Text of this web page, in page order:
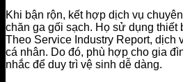
Khi bận rộn, kết hợp dịch vụ
chăn ga gối sạch. Họ sử dụng thiết
Theo Service Industry Report, dịch
cá nhân. Do đó, phù hợp cho gia
nhắc để duy trì vệ sinh dễ dàng.